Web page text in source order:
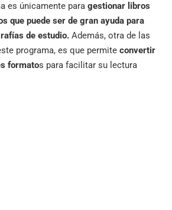
es únicamente para gestionar libros
que puede ser de gran ayuda para
de estudio. Además, otra de las
programa, es que permite convertir
formatos para facilitar su lectura